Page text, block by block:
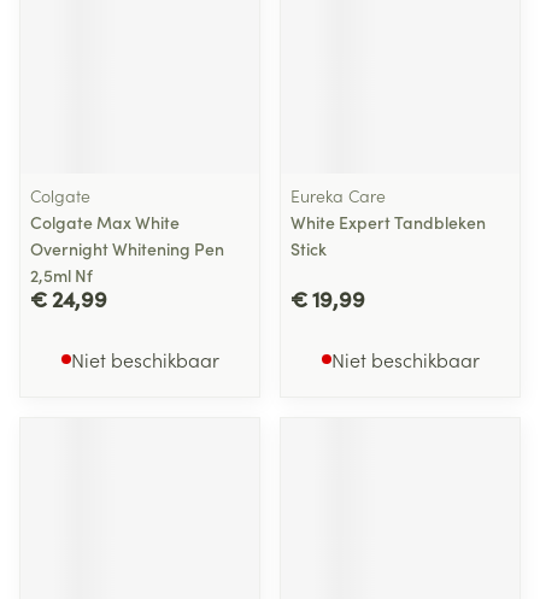
Colgate
Colgate Max White
Overnight Whitening Pen
2,5ml Nf
€ 24,99
Niet beschikbaar
Eureka Care
White Expert Tandbleken
Stick
€ 19,99
Niet beschikbaar